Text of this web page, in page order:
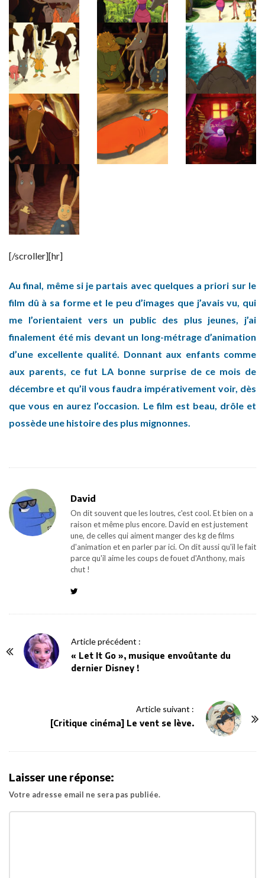
[/scroller][hr]
Au final, même si je partais avec quelques a priori sur le
film dû à sa forme et le peu d’images que j’avais vu, qui
me l’orientaient vers un public des plus jeunes, j’ai
finalement été mis devant un long-métrage d’animation
d’une excellente qualité. Donnant aux enfants comme
aux parents, ce fut LA bonne surprise de ce mois de
décembre et qu’il vous faudra impérativement voir, dès
que vous en aurez l’occasion. Le film est beau, drôle et
possède une histoire des plus mignonnes.
David
On dit souvent que les loutres, c'est cool. Et bien on a
raison et même plus encore. David en est justement
une, de celles qui aiment manger des kg de films
d'animation et en parler par ici. On dit aussi qu'il le fait
parce qu'il aime les coups de fouet d'Anthony, mais
chut !
Article précédent :
« Let It Go », musique envoûtante du
dernier Disney !
Article suivant :
[Critique cinéma] Le vent se lève.
Laisser une réponse:
Votre adresse email ne sera pas publiée.